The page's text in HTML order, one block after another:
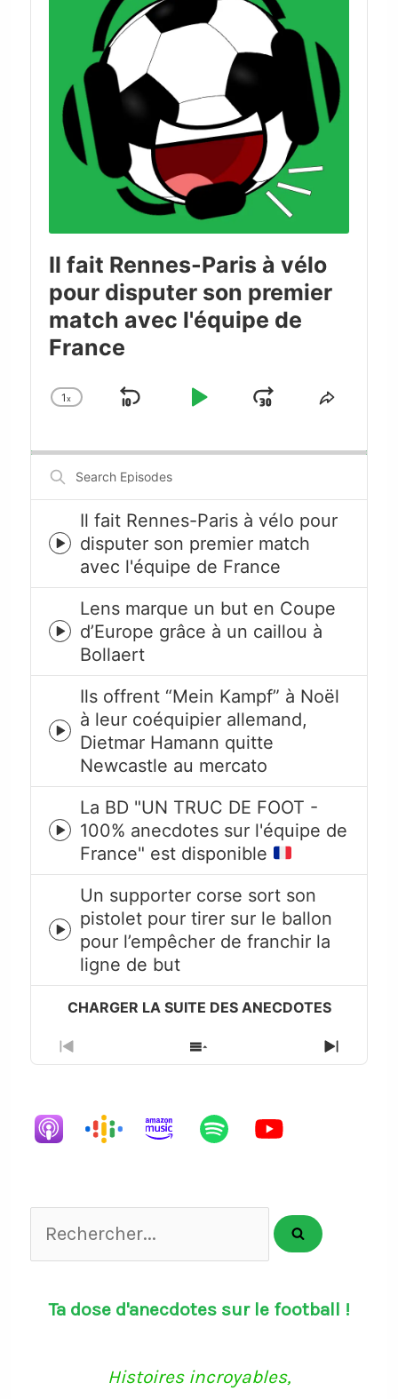
Il fait Rennes-Paris à vélo
pour disputer son premier
match avec l'équipe de
France
Change
1x
Skip
Play
JumpShare
Search
Episodes
Episode
play
icon
Il fait Rennes-Paris à vélo pour
disputer son premier match
avec l'équipe de France
Episode
play
icon
Lens marque un but en Coupe
d’Europe grâce à un caillou à
Bollaert
Episode
play
icon
Ils offrent “Mein Kampf” à Noël
à leur coéquipier allemand,
Dietmar Hamann quitte
Newcastle au mercato
Episode
play
icon
La BD "UN TRUC DE FOOT -
100% anecdotes sur l'équipe de
France" est disponible
Episode
play
icon
Un supporter corse sort son
pistolet pour tirer sur le ballon
pour l’empêcher de franchir la
ligne de but
Previous
Episode
Show
Episodes
Next
Episode
Rechercher...
Ta dose d'anecdotes sur le football !
Histoires incroyables,